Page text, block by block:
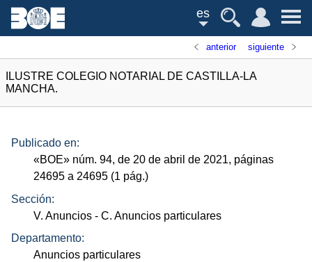
es
anterior siguiente
ILUSTRE COLEGIO NOTARIAL DE CASTILLA-LA
MANCHA.
Publicado en:
«BOE» núm. 94, de 20 de abril de 2021, páginas
24695 a 24695 (1 pág.)
Sección:
V. Anuncios - C. Anuncios particulares
Departamento:
Anuncios particulares